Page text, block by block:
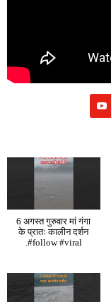
6 अगस्त गुरुवार मां गंगा
के प्रातः कालीन दर्शन
.#follow #viral